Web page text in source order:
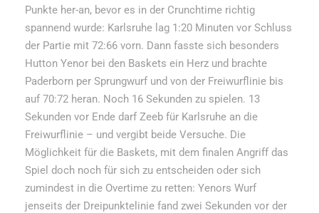
Punkte her-an, bevor es in der Crunchtime richtig
spannend wurde: Karlsruhe lag 1:20 Minuten vor Schluss
der Partie mit 72:66 vorn. Dann fasste sich besonders
Hutton Yenor bei den Baskets ein Herz und brachte
Paderborn per Sprungwurf und von der Freiwurflinie bis
auf 70:72 heran. Noch 16 Sekunden zu spielen. 13
Sekunden vor Ende darf Zeeb für Karlsruhe an die
Freiwurflinie – und vergibt beide Versuche. Die
Möglichkeit für die Baskets, mit dem finalen Angriff das
Spiel doch noch für sich zu entscheiden oder sich
zumindest in die Overtime zu retten: Yenors Wurf
jenseits der Dreipunktelinie fand zwei Sekunden vor der